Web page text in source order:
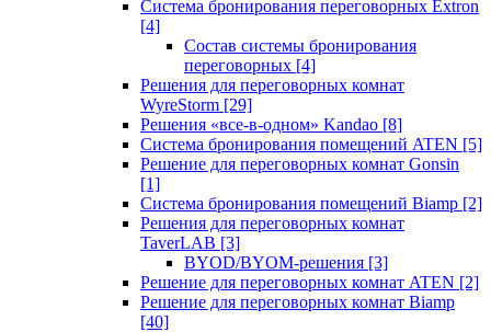
Система бронирования переговорных Extron
[4]
Состав системы бронирования
переговорных [4]
Решения для переговорных комнат
WyreStorm [29]
Решения «все-в-одном» Kandao [8]
Система бронирования помещений ATEN [5]
Решение для переговорных комнат Gonsin
[1]
Система бронирования помещений Biamp [2]
Решения для переговорных комнат
TaverLAB [3]
BYOD/BYOM-решения [3]
Решение для переговорных комнат ATEN [2]
Решение для переговорных комнат Biamp
[40]